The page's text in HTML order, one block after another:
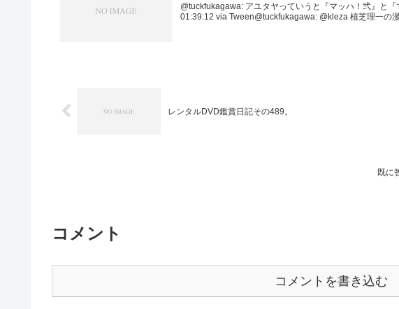
@tuckfukagawa: アユタヤっていうと『マッハ！弐』と
01:39:12 via Tween@tuckfukagawa: @kleza 植芝理一の
レンタルDVD鑑賞日記その489。
既に
コメント
コメントを書き込む